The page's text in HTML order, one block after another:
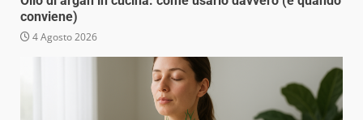
conviene)
4 Agosto 2026